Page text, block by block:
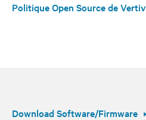
Politique Open Source de Vertiv
Download Software/Firmware